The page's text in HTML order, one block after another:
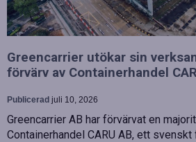
Greencarrier utökar sin
förvärv av Containerhandel
Publicerad juli 10, 2026
Greencarrier AB har förvärvat en
Containerhandel CARU AB, ett